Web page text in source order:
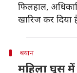
फिलहाल,
खारिज कर दिया
बयान
महिला घूस